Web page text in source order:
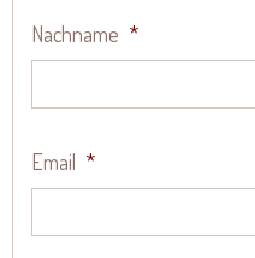
Nachname *
Email *